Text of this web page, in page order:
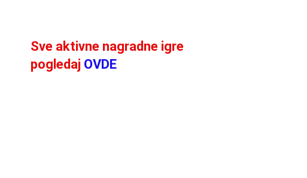
Sve aktivne nagradne igre
pogledaj OVDE